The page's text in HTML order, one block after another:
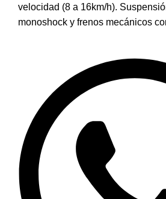
velocidad (8 a 16km/h).
monoshock y frenos mecánicos